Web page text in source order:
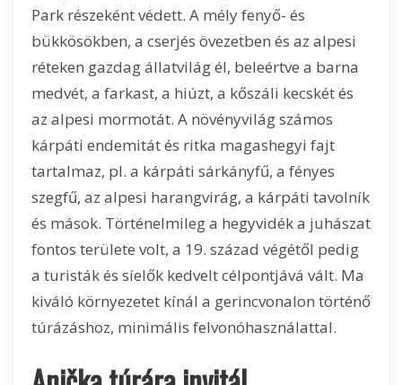
Park részeként védett. A mély fenyő- és
bükkösökben, a cserjés övezetben és az alpesi
réteken gazdag állatvilág él, beleértve a barna
medvét, a farkast, a hiúzt, a kőszáli kecskét és
az alpesi mormotát. A növényvilág számos
kárpáti endemitát és ritka magashegyi fajt
tartalmaz, pl. a kárpáti sárkányfű, a fényes
szegfű, az alpesi harangvirág, a kárpáti tavolník
és mások. Történelmileg a hegyvidék a juhászat
fontos területe volt, a 19. század végétől pedig
a turisták és síelők kedvelt célpontjává vált. Ma
kiváló környezetet kínál a gerincvonalon történő
túrázáshoz, minimális felvonóhasználattal.